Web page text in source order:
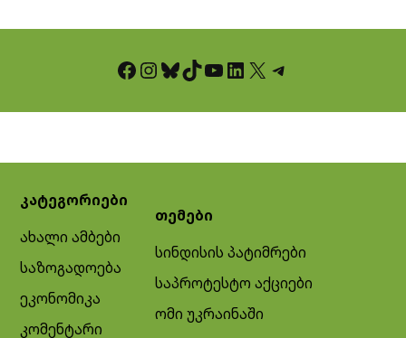
Facebook InstagramBluesky TikTok YouTube LinkedIn X Telegram
კატეგორიები
ახალი ამბები
საზოგადოება
ეკონომიკა
კომენტარი
თემები
სინდისის პატიმრები
საპროტესტო აქციები
ომი უკრაინაში